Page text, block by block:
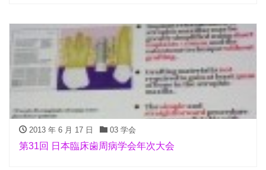
2013 年 6 月 17 日 03 学会
第31回 日本臨床歯周病学会年次大会